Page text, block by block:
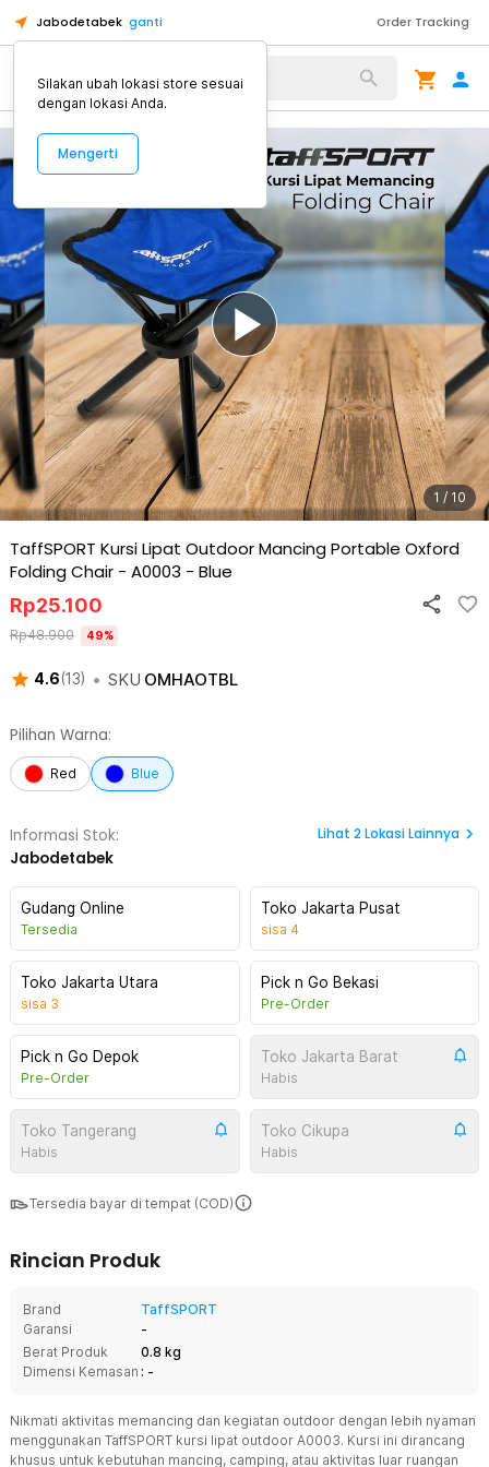
Jabodetabek ganti Order Tracking
Alat Kopi
1 / 10
TaffSPORT Kursi Lipat Outdoor Mancing Portable Oxford
Folding Chair - A0003 - Blue
4.6(13) • SKU OMHAOTBL
Rp25.100
Rp48.900 49%
Pilihan Warna:
Red Blue
Informasi Stok:
Jabodetabek
Lihat 2Lokasi Lainnya
Gudang Online
Tersedia
Toko Jakarta Pusat
sisa 4
Toko Jakarta Utara
sisa 3
Pick n Go Bekasi
Pre-Order
Pick n Go Depok
Pre-Order
Toko Jakarta Barat
Habis
Toko Tangerang
Habis
Toko Cikupa
Habis
Tersedia bayar di tempat (COD)
Rincian Produk
Brand
TaffSPORT
Garansi
-
Berat Produk
0.8 kg
Dimensi Kemasan : -
Nikmati aktivitas memancing dan kegiatan outdoor dengan lebih nyaman
menggunakan TaffSPORT kursi lipat outdoor A0003. Kursi ini dirancang
khusus untuk kebutuhan mancing, camping, atau aktivitas luar ruangan
Silakan ubah lokasi store sesuai
dengan lokasi Anda.
Mengerti